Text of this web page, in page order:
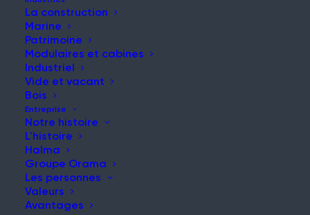
La construction
Marine
Patrimoine
Modulaires et cabines
Industriel
Vide et vacant
Bois
Entreprise
Notre histoire
L'histoire
Halma
Groupe Orama
Les personnes
Valeurs
Avantages
dernières nouvelles et
réflexions
Maintenir la sécurité incendie pendant la
rénovation d'un hôpital
Article